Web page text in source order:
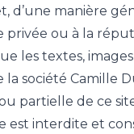
manière
privée ou à la
les textes,
société Camille
partielle de ce
est interdite et